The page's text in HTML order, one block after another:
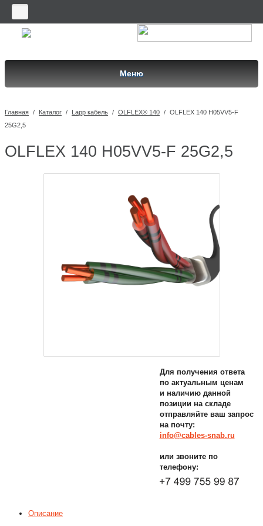
Меню
Главная / Каталог / Lapp кабель / OLFLEX® 140 / OLFLEX 140 H05VV5-F
25G2,5
OLFLEX 140 H05VV5-F 25G2,5
Для получения ответа
по актуальным ценам
и наличию данной
позиции на складе
отправляйте ваш запрос
на почту:
info@cables-snab.ru
или звоните по
телефону:
Описание